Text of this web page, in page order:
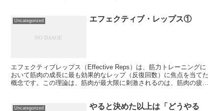
Uncategorized エフェクティブ・レップス①
エフェクティブレップス（Effective Reps）は、筋力トレーニングに
おいて筋肉の成長に最も効果的なレップ（反復回数）に焦点を当てた
概念です。この理論は、筋肉が最大限に刺激されるのは、筋肉の疲労
Uncategorized
やると決めた以上は「どうやる